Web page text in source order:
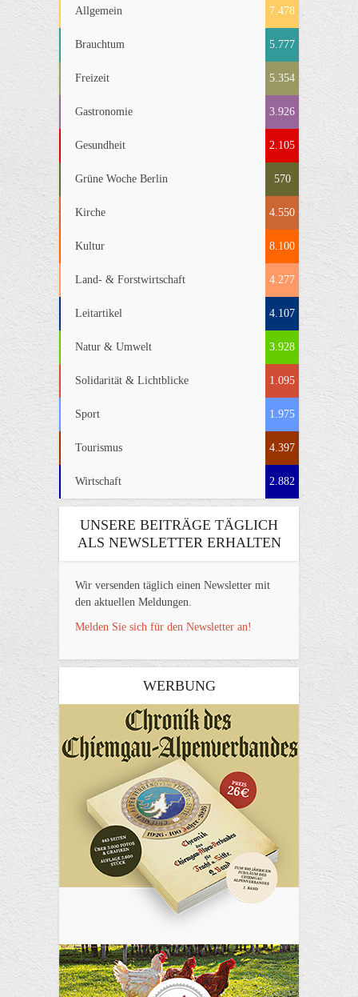
Allgemein 7.478
Brauchtum 5.777
Freizeit 5.354
Gastronomie 3.926
Gesundheit 2.105
Grüne Woche Berlin 570
Kirche 4.550
Kultur 8.100
Land- & Forstwirtschaft 4.277
Leitartikel 4.107
Natur & Umwelt 3.928
Solidarität & Lichtblicke 1.095
Sport 1.975
Tourismus 4.397
Wirtschaft 2.882
UNSERE BEITRÄGE TÄGLICH
ALS NEWSLETTER ERHALTEN
Wir versenden täglich einen Newsletter mit
den aktuellen Meldungen.
Melden Sie sich für den Newsletter an!
WERBUNG